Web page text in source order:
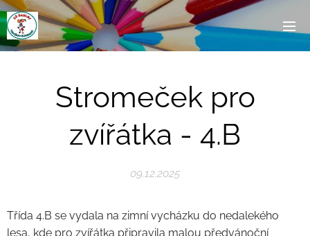
Stromeček pro
zvířátka - 4.B
09.12.2025
Třída 4.B se vydala na zimní vycházku do nedalekého
lesa, kde pro zvířátka připravila malou předvánoční